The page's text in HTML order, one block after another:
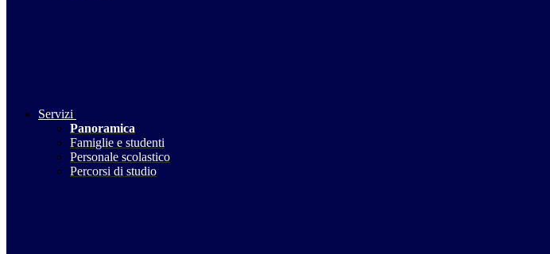
Servizi
Panoramica
Famiglie e studenti
Personale scolastico
Percorsi di studio